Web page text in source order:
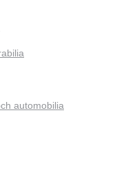
automobilia